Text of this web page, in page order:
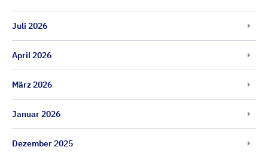
Juli 2026
April 2026
März 2026
Januar 2026
Dezember 2025